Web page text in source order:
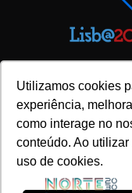
Utilizamos cookies
experiência,
como interage no
conteúdo. Ao
uso de cookies.